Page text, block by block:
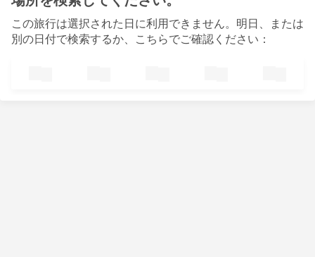
この旅行は選択された日に利用できません。明日、または
別の日付で検索するか、こちらでご確認ください：